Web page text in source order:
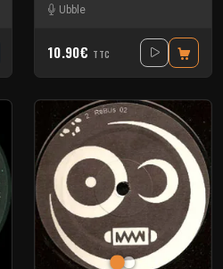
Ubble
10.90€ TTC